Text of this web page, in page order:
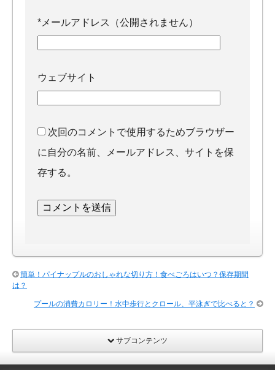
* メールアドレス（公開されません）
ウェブサイト
次回のコメントで使用するためブラウザー
に自分の名前、メールアドレス、サイトを保
存する。
簡単！パイナップルのおしゃれな切り方！食べごろはいつ？保存期間
は？
プールの消費カロリー！水中歩行とクロール、平泳ぎで比べると？
サブコンテンツ